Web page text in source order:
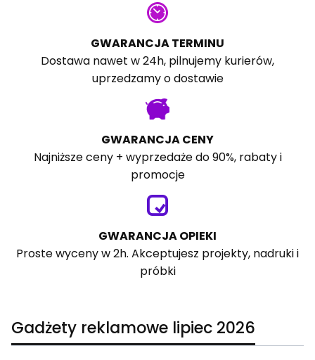
GWARANCJA TERMINU
Dostawa nawet w 24h, pilnujemy kurierów,
uprzedzamy o dostawie
GWARANCJA CENY
Najniższe ceny + wyprzedaże do 90%, rabaty i
promocje
GWARANCJA OPIEKI
Proste wyceny w 2h. Akceptujesz projekty, nadruki i
próbki
Gadżety reklamowe lipiec 2026